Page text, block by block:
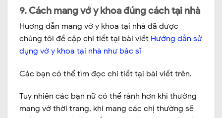
9. Cách mang vớ y khoa đúng cách tại nhà
Huơng dẫn mang vớ y khoa tại nhà đã được
chúng tôi đề cập chi tiết tại bài viết Hướng dẫn sử
dụng vớ y khoa tại nhà như bác sĩ
Các bạn có thể tìm đọc chi tiết tại bài viết trên.
Tuy nhiên các bạn nữ có thể rành hơn khi thường
mang vớ thời trang, khi mang các chị thường sẽ